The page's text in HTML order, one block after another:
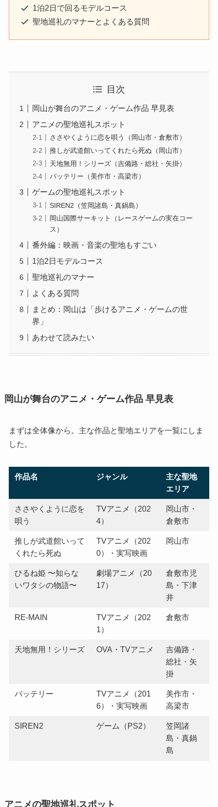
1泊2日で回るモデルコース
聖地巡礼のマナーとよくある質問
目次
岡山が舞台のアニメ・ゲーム作品 早見表
アニメの聖地巡礼スポット
ささやくように恋を唄う（岡山市・倉敷市）
推しが武道館いってくれたら死ぬ（岡山市）
天地無用！シリーズ（吉備路・総社・矢掛）
バッテリー（美作市・高梁市）
ゲームの聖地巡礼スポット
SIREN2（笠岡諸島・真鍋島）
岡山国際サーキット（レースゲームの実在コー
ス）
番外編：映画・音楽の聖地もすごい
1泊2日モデルコース
聖地巡礼のマナー
よくある質問
まとめ：岡山は「歩けるアニメ・ゲームの世
界」
あわせて読みたい
岡山が舞台のアニメ・ゲーム作品 早見表
まずは全体像から。主な作品と聖地エリアを一覧にしま
した。
作品名 ジャンル
主な聖地
エリア
ささやくように恋を
唄う
TVアニメ（202
4）
岡山市・
倉敷市
推しが武道館いって
くれたら死ぬ
TVアニメ（202
0）・実写映画
岡山市
ひるね姫 〜知らな
いワタシの物語〜
劇場アニメ（20
17）
倉敷市児
島・下津
井
RE-MAIN
TVアニメ（202
1）
倉敷市
天地無用！シリーズ OVA・TVアニメ
吉備路・
総社・矢
掛
バッテリー
TVアニメ（201
6）・実写映画
美作市・
高梁市
SIREN2 ゲーム（PS2）
笠岡諸
島・真鍋
島
アニメの聖地巡礼スポット